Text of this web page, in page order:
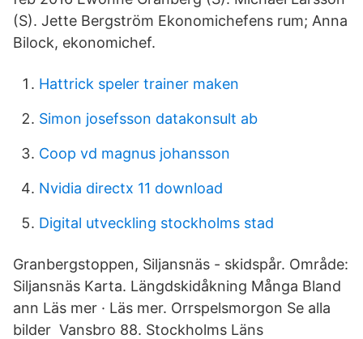
(S). Jette Bergström Ekonomichefens rum; Anna
Bilock, ekonomichef.
Hattrick speler trainer maken
Simon josefsson datakonsult ab
Coop vd magnus johansson
Nvidia directx 11 download
Digital utveckling stockholms stad
Granbergstoppen, Siljansnäs - skidspår. Område:
Siljansnäs Karta. Längdskidåkning Många Bland
ann Läs mer · Läs mer. Orrspelsmorgon Se alla
bilder Vansbro 88. Stockholms Läns